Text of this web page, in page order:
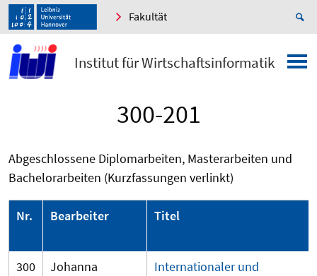
Fakultät
Institut für Wirtschaftsinformatik
300-201
Abgeschlossene Diplomarbeiten, Masterarbeiten und
Bachelorarbeiten (Kurzfassungen verlinkt)
Nr. Bearbeiter Titel
300
Johanna
Internationaler und